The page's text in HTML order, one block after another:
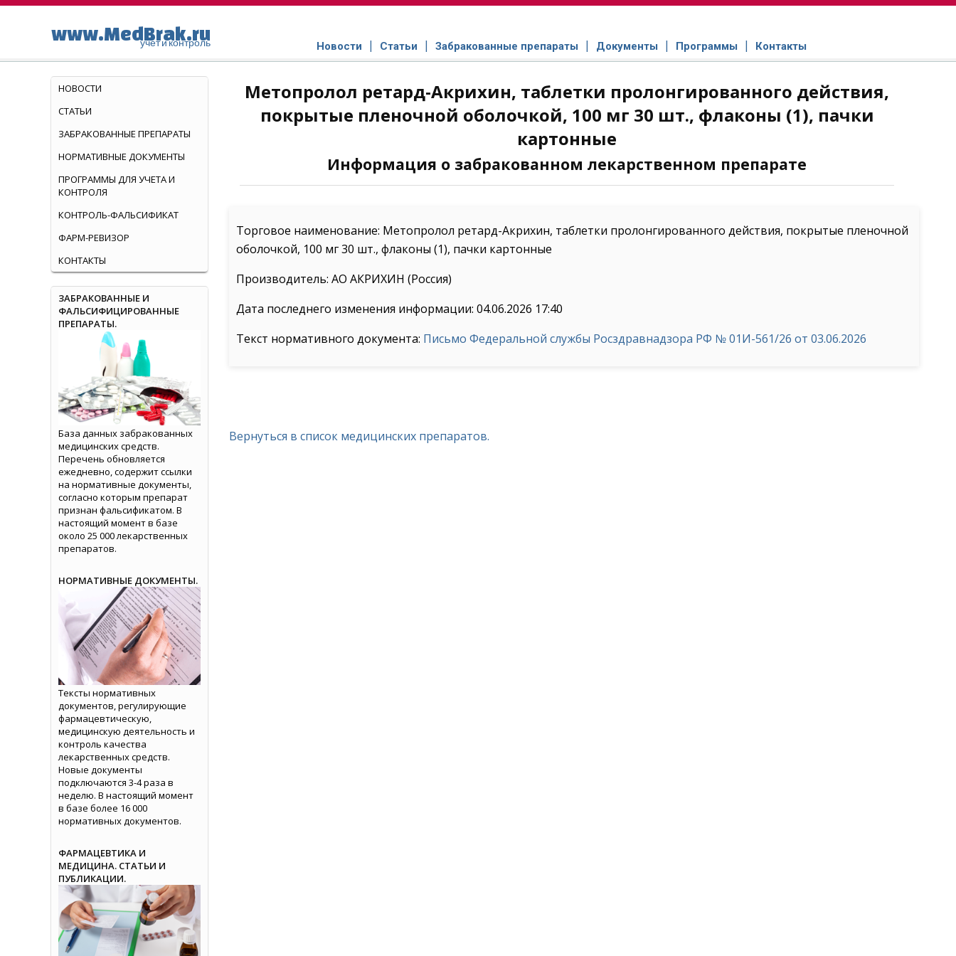
www.MedBrak.ru
учет и контроль Новости Статьи Забракованные препараты Документы Программы Контакты
Метопролол ретард-Акрихин, таблетки пролонгированного действия,
покрытые пленочной оболочкой, 100 мг 30 шт., флаконы (1), пачки
картонные
Информация о забракованном лекарственном препарате
Торговое наименование: Метопролол ретард-Акрихин, таблетки пролонгированного действия, покрытые пленочной
оболочкой, 100 мг 30 шт., флаконы (1), пачки картонные
Производитель: АО АКРИХИН (Россия)
Дата последнего изменения информации: 04.06.2026 17:40
Текст нормативного документа: Письмо Федеральной службы Росздравнадзора РФ № 01И-561/26 от 03.06.2026
Вернуться в список медицинских препаратов.
НОВОСТИ
СТАТЬИ
ЗАБРАКОВАННЫЕ ПРЕПАРАТЫ
НОРМАТИВНЫЕ ДОКУМЕНТЫ
ПРОГРАММЫ ДЛЯ УЧЕТА И
КОНТРОЛЯ
КОНТРОЛЬ-ФАЛЬСИФИКАТ
ФАРМ-РЕВИЗОР
КОНТАКТЫ
ЗАБРАКОВАННЫЕ И
ФАЛЬСИФИЦИРОВАННЫЕ
ПРЕПАРАТЫ.
База данных забракованных
медицинских средств.
Перечень обновляется
ежедневно, содержит ссылки
на нормативные документы,
согласно которым препарат
признан фальсификатом. В
настоящий момент в базе
около 25 000 лекарственных
препаратов.
НОРМАТИВНЫЕ ДОКУМЕНТЫ.
Тексты нормативных
документов, регулирующие
фармацевтическую,
медицинскую деятельность и
контроль качества
лекарственных средств.
Новые документы
подключаются 3-4 раза в
неделю. В настоящий момент
в базе более 16 000
нормативных документов.
ФАРМАЦЕВТИКА И
МЕДИЦИНА. СТАТЬИ И
ПУБЛИКАЦИИ.